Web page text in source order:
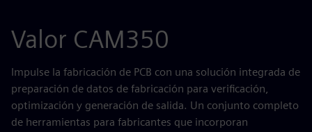
Valor CAM350
Impulse la fabricación de PCB con una solución integrada de
preparación de datos de fabricación para verificación,
optimización y generación de salida. Un conjunto completo
de herramientas para fabricantes que incorporan